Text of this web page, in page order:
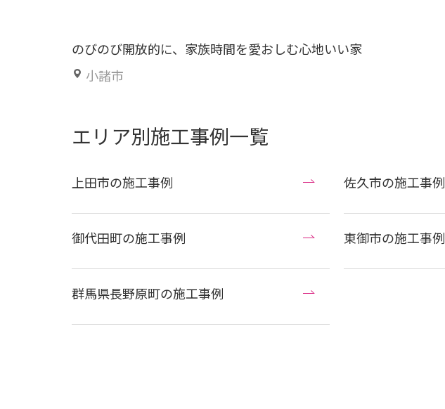
のびのび開放的に、家族時間を愛おしむ心地いい家
小諸市
エリア別施工事例一覧
上田市の施工事例 佐久市の施工事例
御代田町の施工事例 東御市の施工事例
群馬県長野原町の施工事例